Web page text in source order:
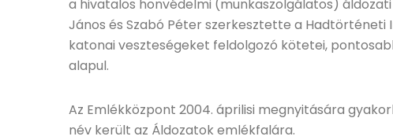
a hivatalos honvédelmi (munkaszolgálatos)
János és Szabó Péter szerkesztette a Hadtörténeti
katonai veszteségeket feldolgozó kötetei,
alapul.
Az Emlékközpont 2004. áprilisi megnyitására
név került az Áldozatok emlékfalára.